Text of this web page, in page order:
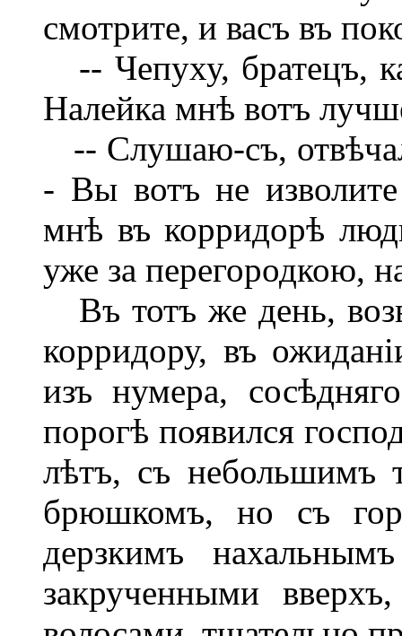
смотрите, и васъ въ
-- Чепуху, братецъ,
Налейка мнѣ вотъ
-- Слушаю-съ,
- Вы вотъ не
мнѣ въ корридорѣ
уже за перегородкою,
Въ тотъ же день,
корридору, въ
изъ нумера,
порогѣ появился
лѣтъ, съ небольшимъ
брюшкомъ, но съ
дерзкимъ
закрученными